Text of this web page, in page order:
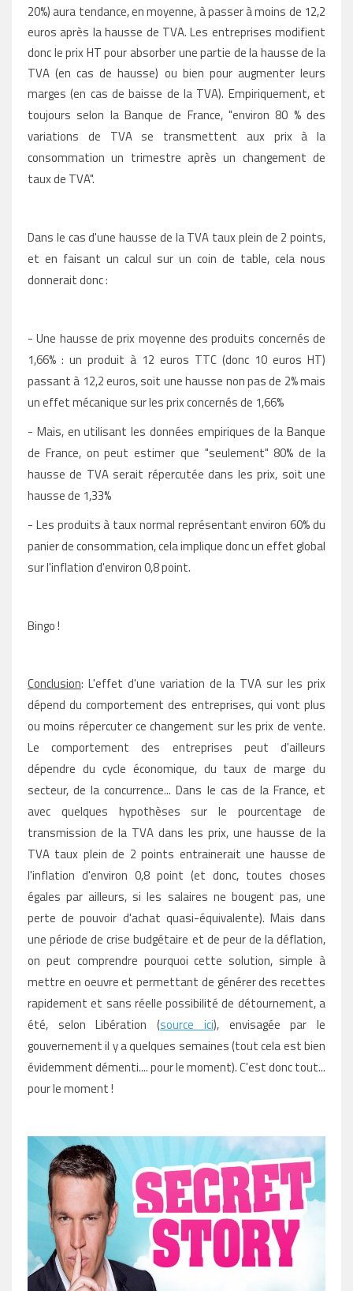
20%) aura tendance, en moyenne, à passer à moins de 12,2
euros après la hausse de TVA. Les entreprises modifient
donc le prix HT pour absorber une partie de la hausse de la
TVA (en cas de hausse) ou bien pour augmenter leurs
marges (en cas de baisse de la TVA). Empiriquement, et
toujours selon la Banque de France, "environ 80 % des
variations de TVA se transmettent aux prix à la
consommation un trimestre après un changement de
taux de TVA".
Dans le cas d'une hausse de la TVA taux plein de 2 points,
et en faisant un calcul sur un coin de table, cela nous
donnerait donc :
- Une hausse de prix moyenne des produits concernés de
1,66% : un produit à 12 euros TTC (donc 10 euros HT)
passant à 12,2 euros, soit une hausse non pas de 2% mais
un effet mécanique sur les prix concernés de 1,66%
- Mais, en utilisant les données empiriques de la Banque
de France, on peut estimer que "seulement" 80% de la
hausse de TVA serait répercutée dans les prix, soit une
hausse de 1,33%
- Les produits à taux normal représentant environ 60% du
panier de consommation, cela implique donc un effet global
sur l'inflation d'environ 0,8 point.
Bingo !
Conclusion: L'effet d'une variation de la TVA sur les prix
dépend du comportement des entreprises, qui vont plus
ou moins répercuter ce changement sur les prix de vente.
Le comportement des entreprises peut d'ailleurs
dépendre du cycle économique, du taux de marge du
secteur, de la concurrence... Dans le cas de la France, et
avec quelques hypothèses sur le pourcentage de
transmission de la TVA dans les prix, une hausse de la
TVA taux plein de 2 points entrainerait une hausse de
l'inflation d'environ 0,8 point (et donc, toutes choses
égales par ailleurs, si les salaires ne bougent pas, une
perte de pouvoir d'achat quasi-équivalente). Mais dans
une période de crise budgétaire et de peur de la déflation,
on peut comprendre pourquoi cette solution, simple à
mettre en oeuvre et permettant de générer des recettes
rapidement et sans réelle possibilité de détournement, a
été, selon Libération (source ici), envisagée par le
gouvernement il y a quelques semaines (tout cela est bien
évidemment démenti.... pour le moment).C'est donc tout...
pour le moment !